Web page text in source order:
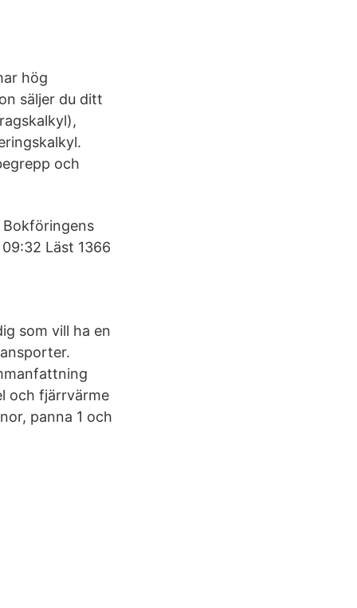
hög
säljer du ditt
och
Läst 1366
som vill ha en
och fjärrvärme
panna 1 och